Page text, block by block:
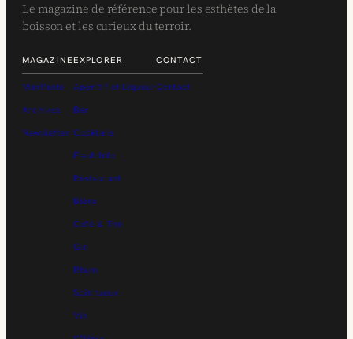
Le magazine de référence pour les esthètes de la
boisson et les curieux du terroir.
MAGAZINE
Manifeste
Archives
Newsletter
EXPLORER
Apéritif et Liqueur
Bar
Cocktails
Flash Info
Restaurant
Bière
Café & Thé
Gin
Rhum
Spiritueux
Vin
CONTACT
Contact